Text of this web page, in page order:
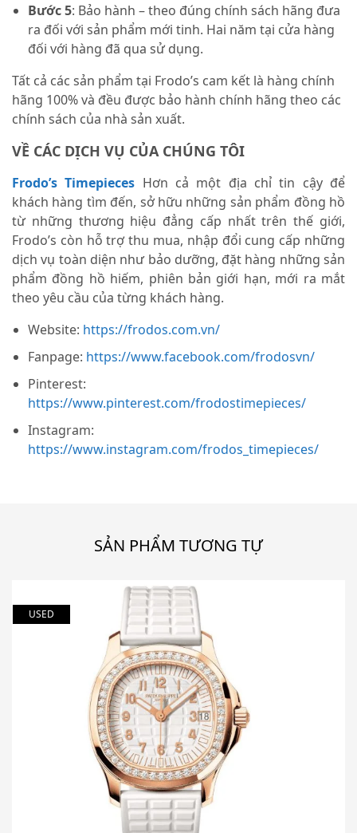
Bước 5: Bảo hành – theo đúng chính sách hãng đưa
ra đối với sản phẩm mới tinh. Hai năm tại cửa hàng
đối với hàng đã qua sử dụng.
Tất cả các sản phẩm tại Frodo’s cam kết là hàng chính
hãng 100% và đều được bảo hành chính hãng theo các
chính sách của nhà sản xuất.
VỀ CÁC DỊCH VỤ CỦA CHÚNG TÔI
Frodo’s Timepieces Hơn cả một địa chỉ tin cậy để
khách hàng tìm đến, sở hữu những sản phẩm đồng hồ
từ những thương hiệu đẳng cấp nhất trên thế giới,
Frodo’s còn hỗ trợ thu mua, nhập đổi cung cấp những
dịch vụ toàn diện như bảo dưỡng, đặt hàng những sản
phẩm đồng hồ hiếm, phiên bản giới hạn, mới ra mắt
theo yêu cầu của từng khách hàng.
Website: https://frodos.com.vn/
Fanpage: https://www.facebook.com/frodosvn/
Pinterest:
https://www.pinterest.com/frodostimepieces/
Instagram:
https://www.instagram.com/frodos_timepieces/
SẢN PHẨM TƯƠNG TỰ
USED